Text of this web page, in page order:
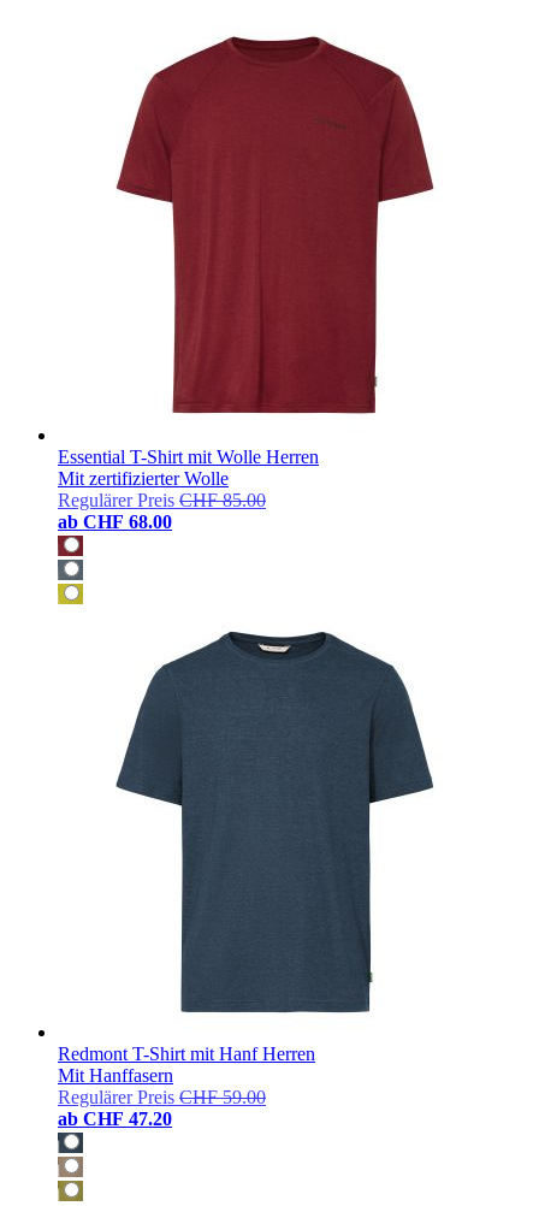
Essential T-Shirt mit Wolle Herren
Mit zertifizierter Wolle
Regulärer Preis CHF 85.00
ab CHF 68.00
Redmont T-Shirt mit Hanf Herren
Mit Hanffasern
Regulärer Preis CHF 59.00
ab CHF 47.20